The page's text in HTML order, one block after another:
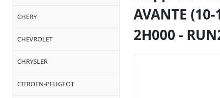
CHERY
CHEVROLET
CHRYSLER
CITROEN-PEUGEOT
AVANTE
2H000 -